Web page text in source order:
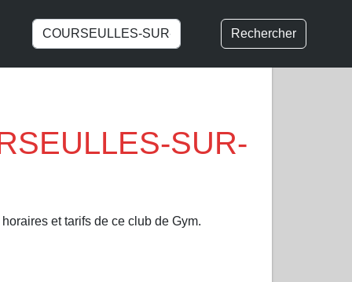
Rechercher
SUR-
et tarifs de ce club de Gym.